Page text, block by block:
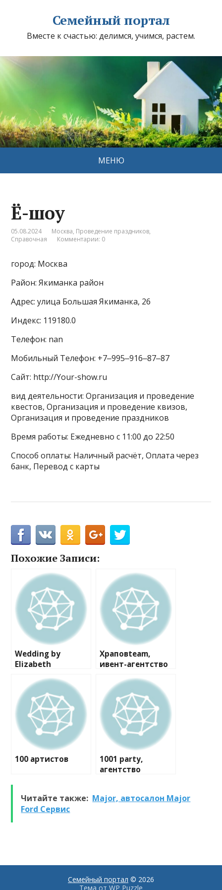
Семейный портал
Вместе к счастью: делимся, учимся, растем.
МЕНЮ
Ё-шоу
05.08.2024 Москва, Проведение праздников,
Справочная
Комментарии: 0
город: Москва
Район: Якиманка район
Адрес: улица Большая Якиманка, 26
Индекс: 119180.0
Телефон: nan
Мобильный Телефон: +7‒995‒916‒87‒87
Сайт: http://Your-show.ru
вид деятельности: Организация и проведение
квестов, Организация и проведение квизов,
Организация и проведение праздников
Время работы: Ежедневно с 11:00 до 22:50
Способ оплаты: Наличный расчёт, Оплата через
банк, Перевод с карты
Похожие Записи:
Wedding by
Elizabeth
Храповteam,
ивент-агентство
100 артистов
1001 party,
агентство
Читайте также: Major, автосалон Major
Ford Сервис
Семейный портал © 2026
Тема от WP Puzzle